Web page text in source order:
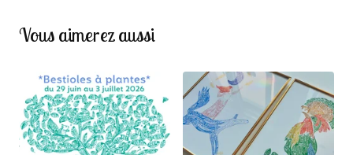
Vous aimerez aussi